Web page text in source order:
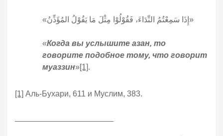
«إِذَا سَمِعْتُمُ النِّدَاءَ، فَقُوْلُوْا مِثْلَ مَا يَقُوْلُ المُؤَذِّنُ»
«Когда вы услышите азан, то
говорите подобное тому, что говорит
муаззин»[1].
[1] Аль-Бухари, 611 и Муслим, 383.